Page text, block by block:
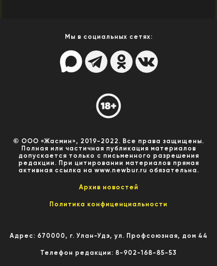
Мы в социальных сетях:
© ООО «Жасмин», 2019-2022. Все права защищены.
Полная или частичная публикация материалов
допускается только с письменного разрешения
редакции. При цитировании материалов прямая
активная ссылка на www.newbur.ru обязательна.
Архив новостей
Политика конфиценциальности
Адрес: 670000, г. Улан-Удэ, ул. Профсоюзная, дом 44
Телефон редакции: 8-902-168-85-53